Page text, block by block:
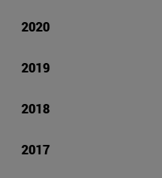
2020
2019
2018
2017